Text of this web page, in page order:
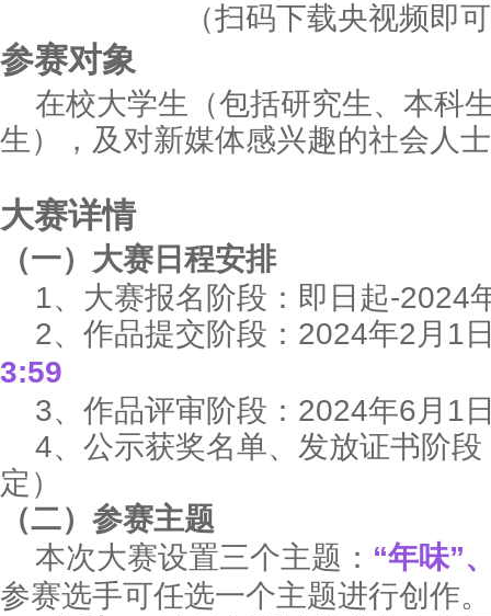
（扫码下载央视频即
参赛对象
在校大学生（包括研究生、本科
生），及对新媒体感兴趣的社会人
大赛详情
（一）大赛日程安排
1、大赛报名阶段：即日起-2024
2、作品提交阶段：2024年2月1
3:59
3、作品评审阶段：2024年6月1
4、公示获奖名单、发放证书阶
定）
（二）参赛主题
本次大赛设置三个主题： “年味”
参赛选手可任选一个主题进行创作。